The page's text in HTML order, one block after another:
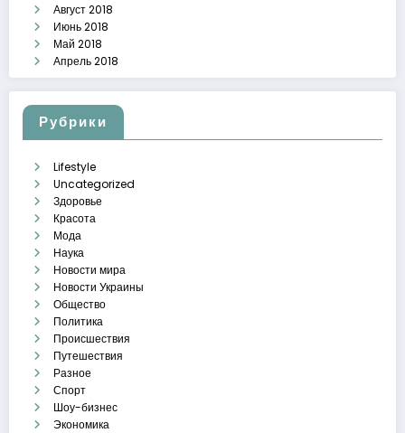
Август 2018
Июнь 2018
Май 2018
Апрель 2018
Рубрики
Lifestyle
Uncategorized
Здоровье
Красота
Мода
Наука
Новости мира
Новости Украины
Общество
Политика
Происшествия
Путешествия
Разное
Спорт
Шоу-бизнес
Экономика